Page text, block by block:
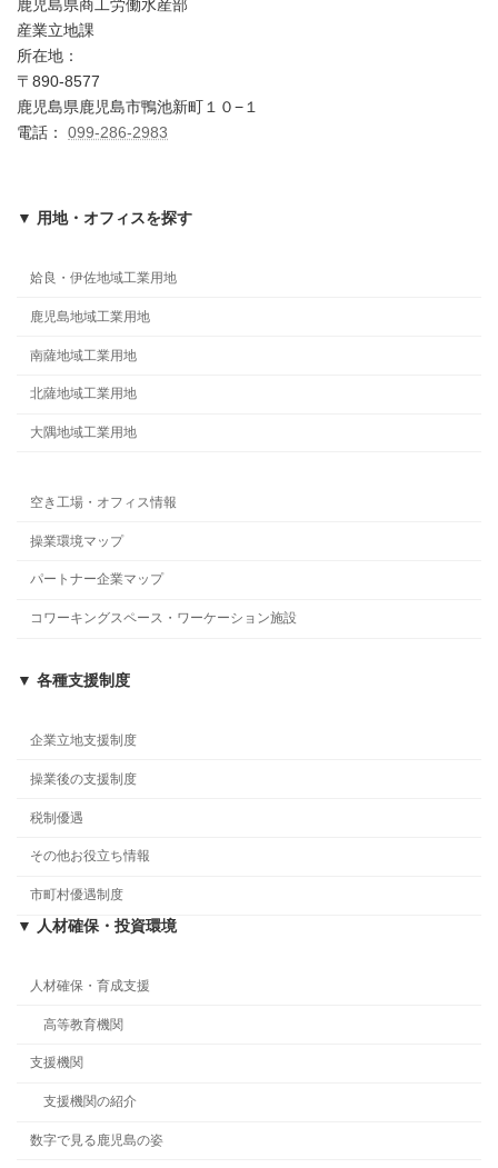
鹿児島県商工労働水産部
産業立地課
所在地：
〒890-8577
鹿児島県鹿児島市鴨池新町１０−１
電話： 099-286-2983
▼ 用地・オフィスを探す
姶良・伊佐地域工業用地
鹿児島地域工業用地
南薩地域工業用地
北薩地域工業用地
大隅地域工業用地
空き工場・オフィス情報
操業環境マップ
パートナー企業マップ
コワーキングスペース・ワーケーション施設
▼ 各種支援制度
企業立地支援制度
操業後の支援制度
税制優遇
その他お役立ち情報
市町村優遇制度
▼ 人材確保・投資環境
人材確保・育成支援
高等教育機関
支援機関
支援機関の紹介
数字で見る鹿児島の姿